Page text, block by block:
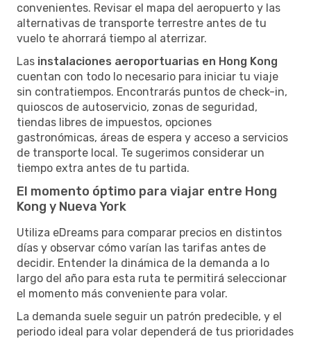
convenientes. Revisar el mapa del aeropuerto y las
alternativas de transporte terrestre antes de tu
vuelo te ahorrará tiempo al aterrizar.
Las instalaciones aeroportuarias en Hong Kong
cuentan con todo lo necesario para iniciar tu viaje
sin contratiempos. Encontrarás puntos de check-in,
quioscos de autoservicio, zonas de seguridad,
tiendas libres de impuestos, opciones
gastronómicas, áreas de espera y acceso a servicios
de transporte local. Te sugerimos considerar un
tiempo extra antes de tu partida.
El momento óptimo para viajar entre Hong
Kong y Nueva York
Utiliza eDreams para comparar precios en distintos
días y observar cómo varían las tarifas antes de
decidir. Entender la dinámica de la demanda a lo
largo del año para esta ruta te permitirá seleccionar
el momento más conveniente para volar.
La demanda suele seguir un patrón predecible, y el
periodo ideal para volar dependerá de tus prioridades